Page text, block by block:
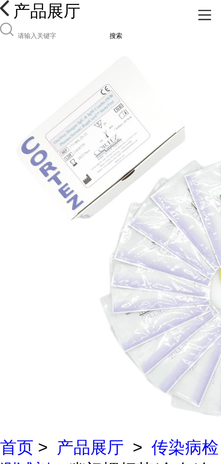
产品展厅
搜索
首页 > 产品展厅 > 传染病检